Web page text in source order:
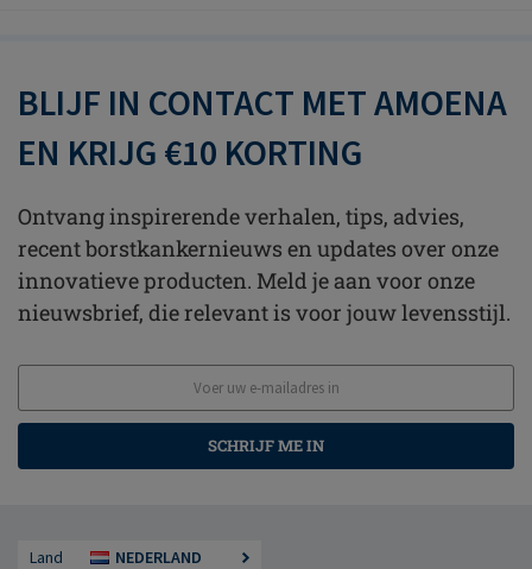
BLIJF IN CONTACT MET AMOENA
EN KRIJG €10 KORTING
Ontvang inspirerende verhalen, tips, advies,
recent borstkankernieuws en updates over onze
innovatieve producten. Meld je aan voor onze
nieuwsbrief, die relevant is voor jouw levensstijl.
SCHRIJF ME IN
Land NEDERLAND